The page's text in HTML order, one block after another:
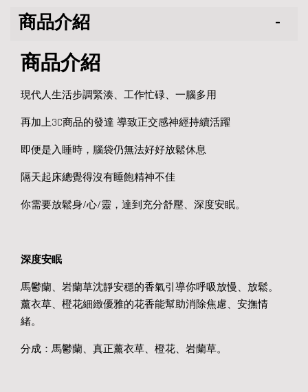
商品介紹
商品介紹
現代人生活步調緊湊、工作忙碌、一腦多用
再加上3C商品的發達 導致正交感神經持續活躍
即便是入睡時，腦袋仍無法好好放鬆休息
隔天起床總覺得沒有睡飽精神不佳
你需要放鬆身/心/靈，達到充分舒壓、深度安眠。
深度安眠
馬鬱蘭、岩蘭草沈靜安穩的香氣引導你呼吸放慢、放鬆。
薰衣草、橙花細緻優雅的花香能幫助消除焦慮、安撫情
緒。
分成：馬鬱蘭、真正薰衣草、橙花、岩蘭草。